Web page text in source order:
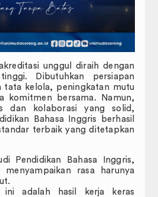
unggul diraih dengan
Dibutuhkan persiapan
tata kelola, peningkatan mutu
komitmen bersama. Namun,
dan kolaborasi yang solid,
Bahasa Inggris berhasil
terbaik yang ditetapkan
Pendidikan Bahasa Inggris,
menyampaikan rasa harunya
ini adalah hasil kerja keras